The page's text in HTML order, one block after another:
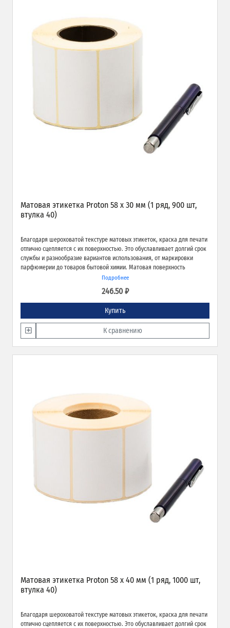
Матовая этикетка Proton 58 х 30 мм (1 ряд, 900 шт,
втулка 40)
Благодаря шероховатой текстуре матовых этикеток, краска для печати
отлично сцепляется с их поверхностью. Это обуславливает долгий срок
службы и разнообразие вариантов использования, от маркировки
парфюмерии до товаров бытовой химии. Матовая поверхность
обеспечивает превосходное качество печати и широкие возможности
Подробнее
246.50 ₽
Купить
К сравнению
Матовая этикетка Proton 58 х 40 мм (1 ряд, 1000 шт,
втулка 40)
Благодаря шероховатой текстуре матовых этикеток, краска для печати
отлично сцепляется с их поверхностью. Это обуславливает долгий срок